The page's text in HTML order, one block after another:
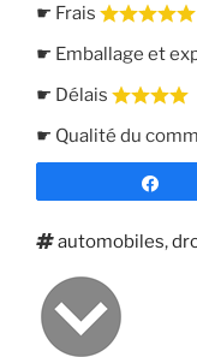
☛ Frais
☛ Emballage et
☛ Délais
☛ Qualité du
Étiquettes
automobiles,